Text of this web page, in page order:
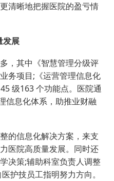
清晰地把握医院的盈亏情
展
其中《智慧管理分级评
务项目;《运营管理信息化
级163 个功能点。医院通
信息化体系，助推业财融
信息化解决方案，来支
医院高质量发展。同时还
决策;辅助科室负责人调整
护技员工指明努力方向。